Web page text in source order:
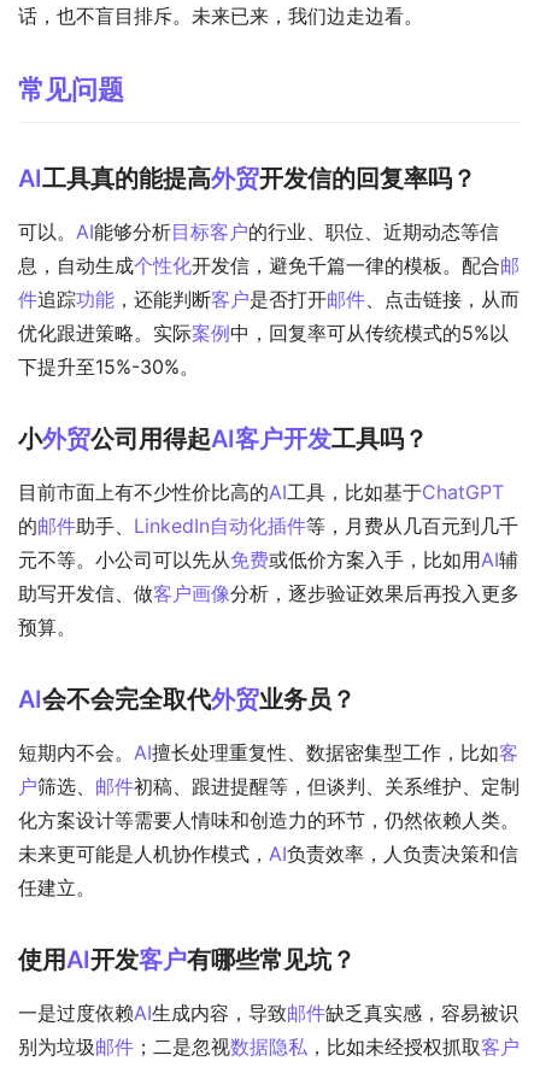
话，也不盲目排斥。未来已来，我们边走边看。
常见问题
AI工具真的能提高外贸开发信的回复率吗？
可以。 AI能够分析目标客户的行业、职位、近期动态等信
息，自动生成个性化开发信，避免千篇一律的模板。配合邮
件追踪功能 ，还能判断客户是否打开邮件、点击链接，从而
优化跟进策略。实际案例中，回复率可从传统模式的5%以
下提升至15%-30%。
小外贸公司用得起AI客户开发工具吗？
目前市面上有不少性价比高的AI工具，比如基于ChatGPT
的邮件助手、 LinkedIn自动化插件等，月费从几百元到几千
元不等。小公司可以先从免费或低价方案入手，比如用AI辅
助写开发信、做客户画像分析，逐步验证效果后再投入更多
预算。
AI会不会完全取代外贸业务员？
短期内不会。 AI擅长处理重复性、数据密集型工作，比如客
户筛选、 邮件初稿、跟进提醒等，但谈判、关系维护、定制
化方案设计等需要人情味和创造力的环节，仍然依赖人类。
未来更可能是人机协作模式， AI负责效率，人负责决策和信
任建立。
使用AI开发客户有哪些常见坑？
一是过度依赖AI生成内容，导致邮件缺乏真实感，容易被识
别为垃圾邮件 ；二是忽视数据隐私 ，比如未经授权抓取客户